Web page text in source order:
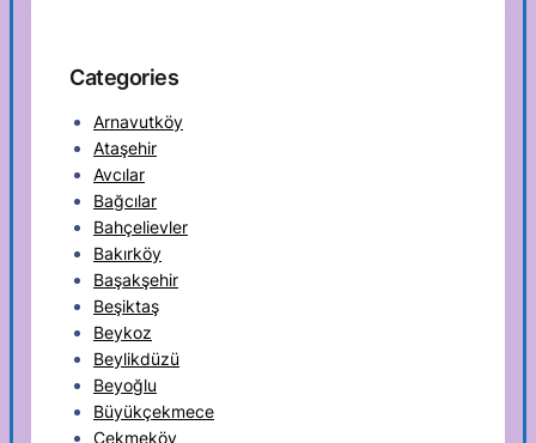
Categories
Arnavutköy
Ataşehir
Avcılar
Bağcılar
Bahçelievler
Bakırköy
Başakşehir
Beşiktaş
Beykoz
Beylikdüzü
Beyoğlu
Büyükçekmece
Çekmeköy